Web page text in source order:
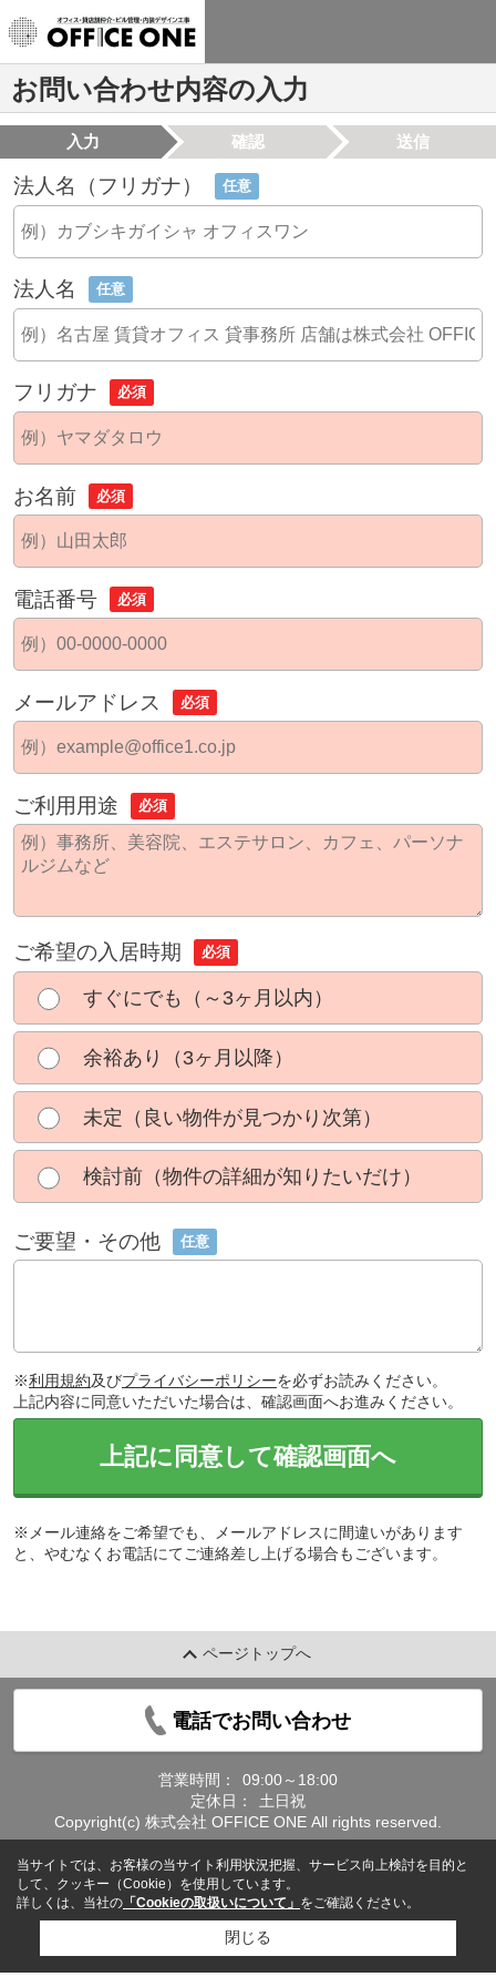
お問い合わせ内容の入力
入力 確認 送信
法人名（フリガナ） 任意
法人名 任意
フリガナ 必須
お名前 必須
電話番号 必須
メールアドレス 必須
ご利用用途 必須
ご希望の入居時期 必須
すぐにでも（～3ヶ月以内）
余裕あり（3ヶ月以降）
未定（良い物件が見つかり次第）
検討前（物件の詳細が知りたいだけ）
ご要望・その他 任意
※利用規約及びプライバシーポリシーを必ずお読みください。
上記内容に同意いただいた場合は、確認画面へお進みください。
上記に同意して確認画面へ
※メール連絡をご希望でも、メールアドレスに間違いがあります
と、やむなくお電話にてご連絡差し上げる場合もございます。
ページトップへ
電話でお問い合わせ
営業時間：
09:00～18:00
定休日：
土日祝
Copyright(c) 株式会社 OFFICE ONE All rights reserved.
当サイトでは、お客様の当サイト利用状況把握、サービス向上検討を目的と
して、クッキー（Cookie）を使用しています。
詳しくは、当社の 「Cookieの取扱いについて」 をご確認ください。
閉じる